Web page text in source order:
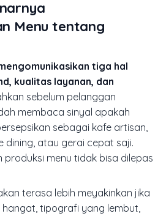
Menu tentang
tiga hal
kualitas layanan, dan
sebelum pelanggan
membaca sinyal apakah
sebagai kafe artisan,
dining, atau gerai cepat saji.
produksi menu tidak bisa dilepas
terasa lebih meyakinkan jika
tipografi yang lembut,